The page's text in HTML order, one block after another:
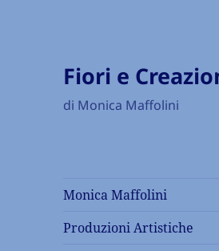
Fiori e
di Monica Maffolini
Monica Maffolini
Produzioni Artistiche